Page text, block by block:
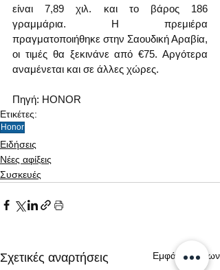
είναι 7,89 χιλ. και το βάρος 186
γραμμάρια. Η πρεμιέρα
πραγματοποιήθηκε στην Σαουδική Αραβία,
οι τιμές θα ξεκινάνε από €75. Αργότερα
αναμένεται και σε άλλες χώρες.
Πηγή: HONOR
Ετικέτες:
Honor
Ειδήσεις
Νέες αφίξεις
Συσκευές
Σχετικές αναρτήσεις Εμφάνιση όλων